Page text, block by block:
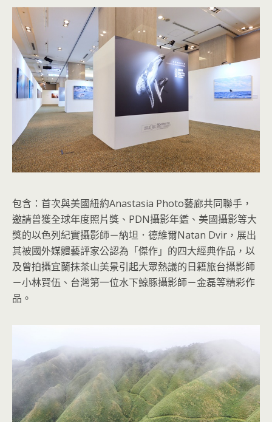
包含：首次與美國紐約Anastasia Photo藝廊共同聯手，
邀請曾獲全球年度照片獎、PDN攝影年鑑、美國攝影等大
獎的以色列紀實攝影師－納坦．德維爾Natan Dvir，展出
其被國外媒體藝評家公認為「傑作」的四大經典作品，以
及曾拍攝宜蘭抹茶山美景引起大眾熱議的日籍旅台攝影師
－小林賢伍、台灣第一位水下鯨豚攝影師－金磊等精彩作
品。